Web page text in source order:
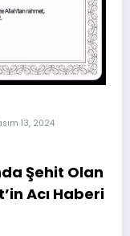
13, 2024
Şehit Olan
Acı Haberi